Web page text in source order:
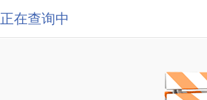
正在查询中